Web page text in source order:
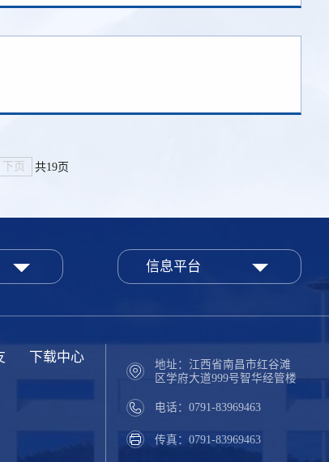
下页 共19页
信息平台
下载中心
地址：江西省南昌市红谷滩
区学府大道999号智华经管楼
电话：0791-83969463
传真：0791-83969463